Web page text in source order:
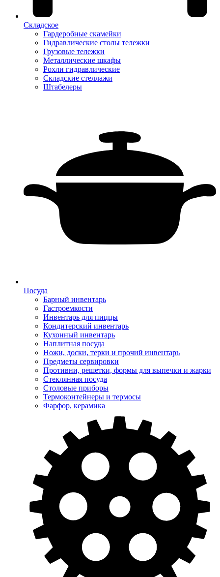
Складское
Гардеробные скамейки
Гидравлические столы тележки
Грузовые тележки
Металлические шкафы
Рохли гидравлические
Складские стеллажи
Штабелеры
Посуда
Барный инвентарь
Гастроемкости
Инвентарь для пиццы
Кондитерский инвентарь
Кухонный инвентарь
Наплитная посуда
Ножи, доски, терки и прочий инвентарь
Предметы сервировки
Противни, решетки, формы для выпечки и жарки
Стеклянная посуда
Столовые приборы
Термоконтейнеры и термосы
Фарфор, керамика